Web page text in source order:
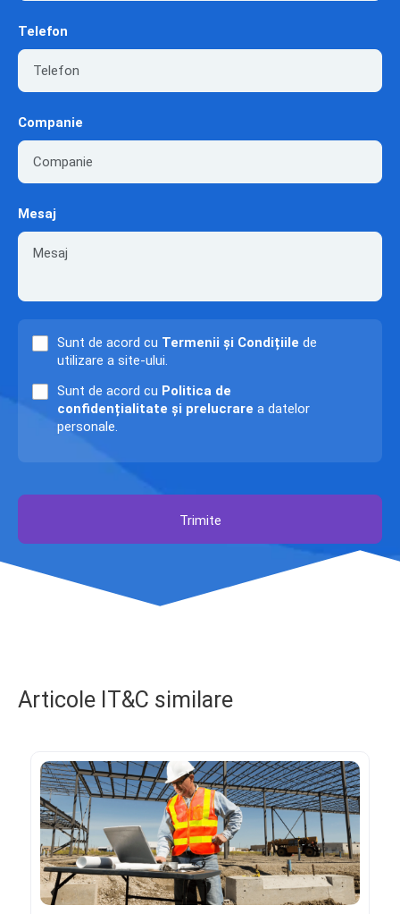
Telefon
Companie
Mesaj
Sunt de acord cu Termenii și Condițiile de
utilizare a site-ului.
Sunt de acord cu Politica de
confidențialitate și prelucrare a datelor
personale.
Trimite
Articole IT&C similare